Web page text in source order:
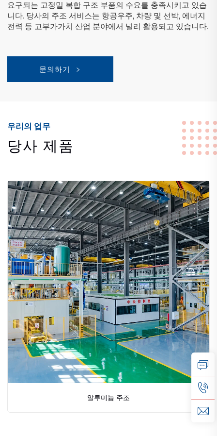
요구되는 고정밀 복합 구조 부품의 수요를 충족시키고 있습
니다. 당사의 주조 서비스는 항공우주, 차량 및 선박, 에너지
전력 등 고부가가치 산업 분야에서 널리 활용되고 있습니다.
문의하기
우리의 업무
당사 제품
알루미늄 주조